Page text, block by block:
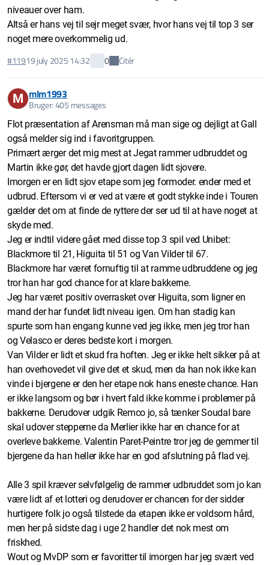
niveauer over ham.
Altså er hans vej til sejr meget svær, hvor hans vej til top 3 ser
noget mere overkommelig ud.
#11919 july 2025 14:32 0 Citér
M mlm1993
Bruger: 405 messages
Flot præsentation af Arensman må man sige og dejligt at Gall
også melder sig ind i favoritgruppen.
Primært ærger det mig mest at Jegat rammer udbruddet og
Martin ikke gør, det havde gjort dagen lidt sjovere.
Imorgen er en lidt sjov etape som jeg formoder. ender med et
udbrud. Eftersom vi er ved at være et godt stykke inde i Touren
gælder det om at finde de ryttere der ser ud til at have noget at
skyde med.
Jeg er indtil videre gået med disse top 3 spil ved Unibet:
Blackmore til 21, Higuita til 51 og Van Vilder til 67.
Blackmore har været fornuftig til at ramme udbruddene og jeg
tror han har god chance for at klare bakkerne.
Jeg har været positiv overrasket over Higuita, som ligner en
mand der har fundet lidt niveau igen. Om han stadig kan
spurte som han engang kunne ved jeg ikke, men jeg tror han
og Velasco er deres bedste kort i morgen.
Van Vilder er lidt et skud fra hoften. Jeg er ikke helt sikker på at
han overhovedet vil give det et skud, men da han nok ikke kan
vinde i bjergene er den her etape nok hans eneste chance. Han
er ikke langsom og bør i hvert fald ikke komme i problemer på
bakkerne. Derudover udgik Remco jo, så tænker Soudal bare
skal udover stepperne da Merlier ikke har en chance for at
overleve bakkerne. Valentin Paret-Peintre tror jeg de gemmer til
bjergene da han heller ikke har en god afslutning på flad vej.
Alle 3 spil kræver selvfølgelig de rammer udbruddet som jo kan
være lidt af et lotteri og derudover er chancen for der sidder
hurtigere folk jo også tilstede da etapen ikke er voldsom hård,
men her på sidste dag i uge 2 handler det nok mest om
friskhed.
Wout og MvDP som er favoritter til imorgen har jeg svært ved